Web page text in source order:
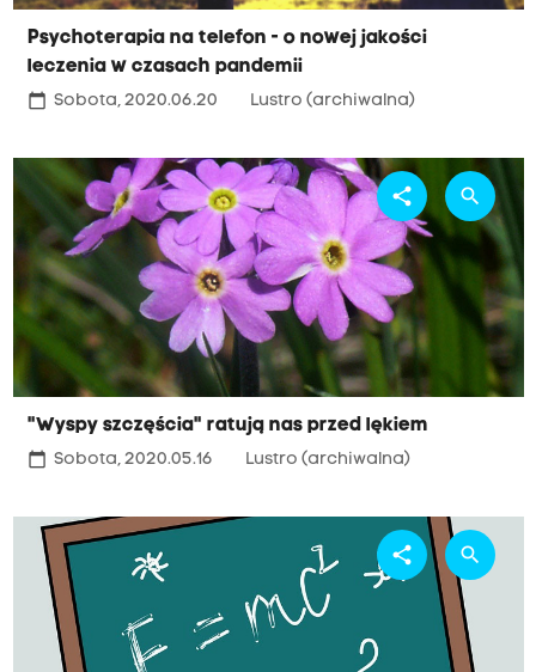
Psychoterapia na telefon - o nowej jakości
leczenia w czasach pandemii
calendar_today Sobota, 2020.06.20 Lustro (archiwalna)
"Wyspy szczęścia" ratują nas przed lękiem
calendar_today Sobota, 2020.05.16 Lustro (archiwalna)
share search
share search